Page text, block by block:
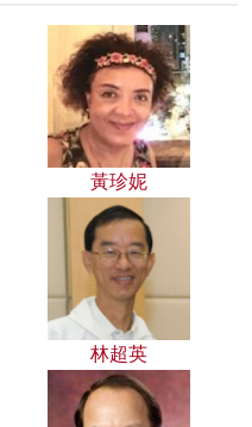
黃珍妮
林超英